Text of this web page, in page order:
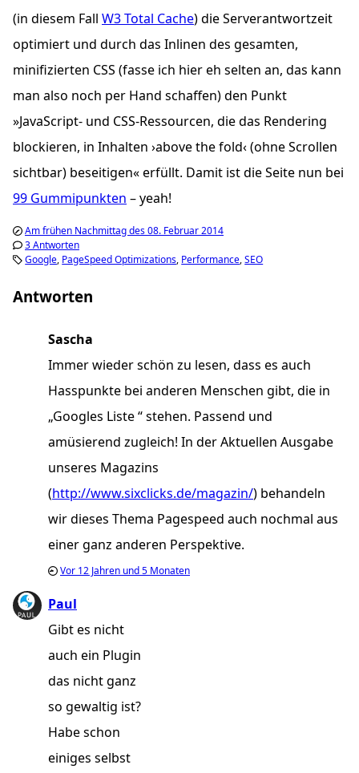
(in diesem Fall W3 Total Cache) die Serverantwortzeit
optimiert und durch das Inlinen des gesamten,
minifizierten CSS (fasse ich hier eh selten an, das kann
man also noch per Hand schaffen) den Punkt
»JavaScript- und CSS-Ressourcen, die das Rendering
blockieren, in Inhalten ›above the fold‹ (ohne Scrollen
sichtbar) beseitigen« erfüllt. Damit ist die Seite nun bei
99 Gummipunkten – yeah!
Am frühen Nachmittag des 08. Februar 2014
3 Antworten
Google PageSpeed Optimizations Performance SEO
Antworten
Sascha
Immer wieder schön zu lesen, dass es auch
Hasspunkte bei anderen Menschen gibt, die in
„Googles Liste “ stehen. Passend und
amüsierend zugleich! In der Aktuellen Ausgabe
unseres Magazins
(http://www.sixclicks.de/magazin/) behandeln
wir dieses Thema Pagespeed auch nochmal aus
einer ganz anderen Perspektive.
Vor 12 Jahren und 5 Monaten
Paul
Gibt es nicht
auch ein Plugin
das nicht ganz
so gewaltig ist?
Habe schon
einiges selbst